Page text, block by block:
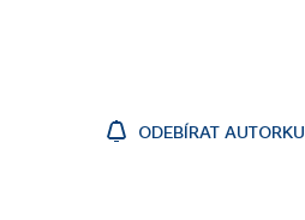
ODEBÍRAT AUTORKU